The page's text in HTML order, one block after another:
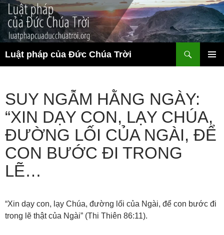
Chuyển
đến
nội
dung
Luật pháp của Đức Chúa Trời
kiếm
SUY NGẪM HẰNG NGÀY:
“XIN DẠY CON, LẠY CHÚA,
ĐƯỜNG LỐI CỦA NGÀI, ĐỂ
CON BƯỚC ĐI TRONG
LẼ…
“Xin dạy con, lạy Chúa, đường lối của Ngài, để con bước đi
trong lẽ thật của Ngài” (Thi Thiên 86:11).